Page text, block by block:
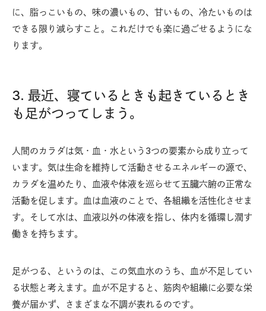
に、脂っこいもの、味の濃いもの、甘いもの、冷たいものは
できる限り減らすこと。これだけでも楽に過ごせるようにな
ります。
3. 最近、寝ているときも起きているとき
も足がつってしまう。
人間のカラダは気・血・水という3つの要素から成り立って
います。気は生命を維持して活動させるエネルギーの源で、
カラダを温めたり、血液や体液を巡らせて五臓六腑の正常な
活動を促します。血は血液のことで、各組織を活性化させま
す。そして水は、血液以外の体液を指し、体内を循環し潤す
働きを持ちます。
足がつる、というのは、この気血水のうち、血が不足してい
る状態と考えます。血が不足すると、筋肉や組織に必要な栄
養が届かず、さまざまな不調が表れるのです。